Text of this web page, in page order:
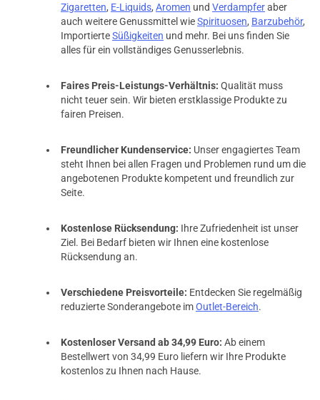
Zigaretten, E-Liquids, Aromen und Verdampferaber
auch weitere Genussmittel wieSpirituosen, Barzubehör,
ImportierteSüßigkeiten und mehr. Bei uns finden Sie
alles für ein vollständiges Genusserlebnis.
Faires Preis-Leistungs-Verhältnis: Qualität muss
nicht teuer sein. Wir bieten erstklassige Produkte zu
fairen Preisen.
Freundlicher Kundenservice: Unser engagiertes Team
steht Ihnen bei allen Fragen und Problemen rund um die
angebotenen Produkte kompetent und freundlich zur
Seite.
Kostenlose Rücksendung: Ihre Zufriedenheit ist unser
Ziel. Bei Bedarf bieten wir Ihnen eine kostenlose
Rücksendung an.
Verschiedene Preisvorteile: Entdecken Sie regelmäßig
reduzierte Sonderangebote imOutlet-Bereich.
Kostenloser Versand ab 34,99 Euro: Ab einem
Bestellwert von 34,99 Euro liefern wir Ihre Produkte
kostenlos zu Ihnen nach Hause.